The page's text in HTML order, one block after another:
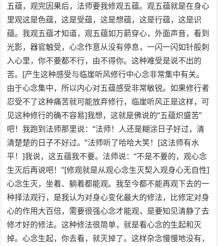
五蕴，观完因果后，法师要我修观五蕴。观五蕴就是在身心
里观这是色蕴，这是受蕴，这是想蕴，这是行蕴，这是识
蕴。我观五蕴才知道，观五蕴如万箭穿心，外面声音，看到
光影，器官触受，心念作意从没有停息，一闪一闪如针般刺
入心里，你不要都不行，由不得你。这种难受是说不出的
苦。[产生这种感受与临崖听风修行中心念非常集中有关。
由于心念集中，所以内心对五蕴感受非常敏锐。如果修行者
忍受不了这种痛苦就可能放弃修行，临崖听风正是这样，可
见这种修行的确不容易]我想，这就是佛说的“五蕴炽盛苦”
吧！我跑到法师那里说：“法师！人还是糊涂日子好过，清
清楚楚的日子不好过。”法师听了哈哈大笑！[这法师有水
平！]我说，这五蕴我不要。法师说：“不是不要的，观心念
生灭后再说吧！”[修观就是从观心念生灭契入观身心无自性]
心念生灭，坐着、躺着都能观。我至今都不能再观下去的一
种择法观行，是我认为对身心变化最大的修法，比修定对身
心的作用大百倍，需要很强心念才能观，是要知见清静了去
修才好的修法。这种修法很简单，就是看心念的生起和灭
掉。心念生起，你去看，就灭掉了。这样杂念慢慢地没有，